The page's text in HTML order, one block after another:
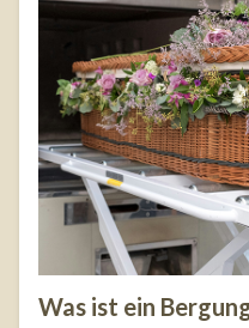
Was ist ein